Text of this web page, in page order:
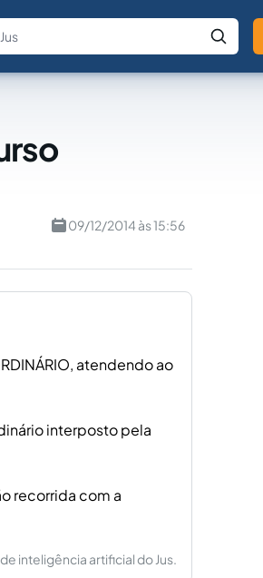
Fale com a IA Buscar no Jus
09/12/2014 às 15:56
atendendo ao
interposto pela
recorrida com a
inteligência artificial do Jus.